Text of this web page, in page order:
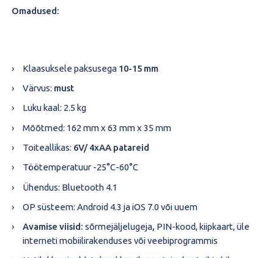
Omadused:
Klaasuksele paksusega 10-15 mm
Värvus: must
Luku kaal: 2.5 kg
Mõõtmed: 162 mm x 63 mm x 35 mm
Toiteallikas: 6V/ 4xAA patareid
Töötemperatuur -25°C-60°C
Ühendus: Bluetooth 4.1
OP süsteem: Android 4.3 ja iOS 7.0 või uuem
Avamise viisid:sõrmejäljelugeja, PIN-kood, kiipkaart, üle
interneti mobiilirakenduses või veebiprogrammis